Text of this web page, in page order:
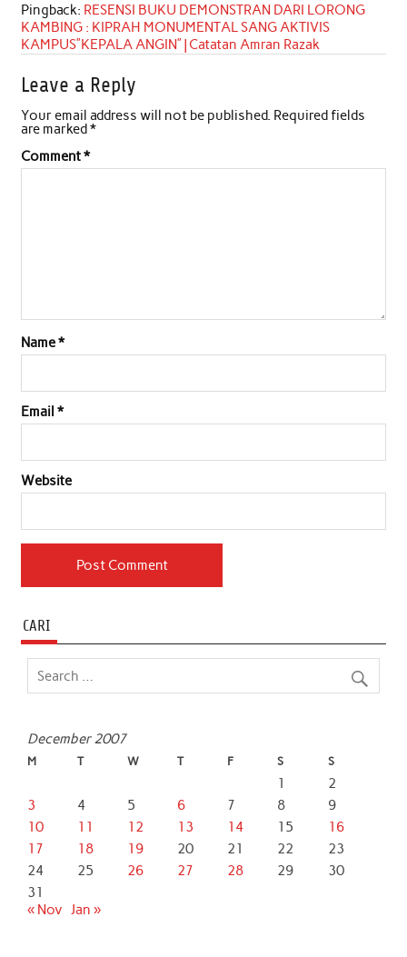
Pingback: RESENSI BUKU DEMONSTRAN DARI LORONG
KAMBING : KIPRAH MONUMENTAL SANG AKTIVIS
KAMPUS”KEPALA ANGIN” | Catatan Amran Razak
Leave a Reply
Your email address will not be published. Required fields
are marked*
Comment*
Name*
Email *
Website
CARI
December 2007
M T W T F S S
1
2
3
4 5 6 7 8
9
10
11 12 13 14 15
16
17
18 19 20 21 22
23
24
25 26 27 28 29
30
31
« Nov Jan »